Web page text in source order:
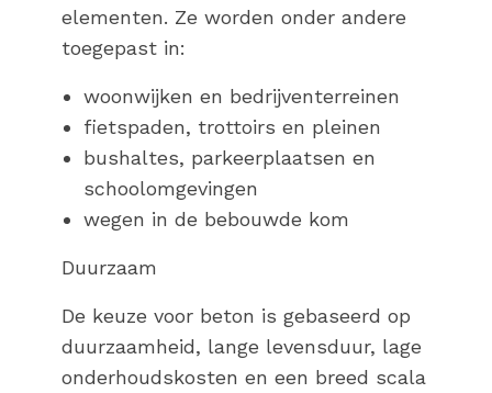
elementen. Ze worden onder andere
toegepast in:
woonwijken en bedrijventerreinen
fietspaden, trottoirs en pleinen
bushaltes, parkeerplaatsen en
schoolomgevingen
wegen in de bebouwde kom
Duurzaam
De keuze voor beton is gebaseerd op
duurzaamheid, lange levensduur, lage
onderhoudskosten en een breed scala